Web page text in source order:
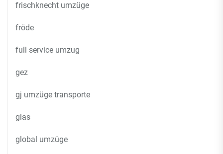
frischknecht umzüge
fröde
full service umzug
gez
gj umzüge transporte
glas
global umzüge